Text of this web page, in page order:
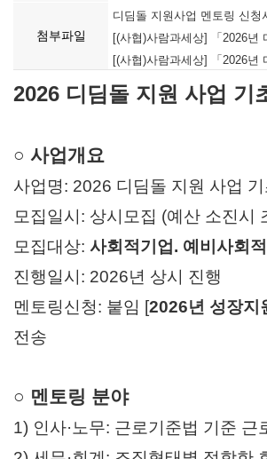
첨부파일
디딤돌 지원사업 멘토링 신청
[(사협)사람과세상] 「2026년
[(사협)사람과세상] 「2026년
2026 디딤돌 지원 사업 기
○ 사업개요
사업명: 2026 디딤돌 지원 사업
모집일시: 상시모집 (예산 소진시
모집대상: 사회적기업. 예비사회
진행일시: 2026년 상시 진행
멘토링신청: 붙임 [2026년 성장지
전송
○ 멘토링 분야
1) 인사·노무: 근로기준법 기준